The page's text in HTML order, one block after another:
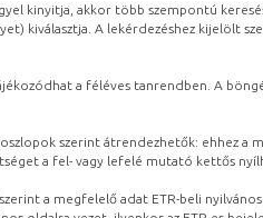
kinyitja, akkor több szempontú
kiválasztja. A lekérdezéshez kijelölt
a féléves tanrendben. A
szerint átrendezhetők: ehhez a
a fel- vagy lefelé mutató kettős
a megfelelő adat ETR-beli